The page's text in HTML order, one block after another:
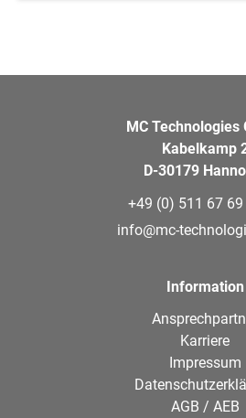
MC Technologies
Kabelkamp
D-30179
+49 (0) 511 67 69
info@mc-
Information
Karriere
Impressum
AGB / AEB